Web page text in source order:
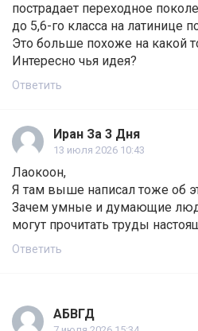
пострадает переходное
до 5,6-го класса на латинице
Это больше похоже на какой
Интересно чья идея?
Ответить
Иран За 3 Дня
13 июля 2026 10:43
Лаокоон,
Я там выше написал тоже об
Зачем умные и думающие
могут прочитать труды
Ответить
АБВГД